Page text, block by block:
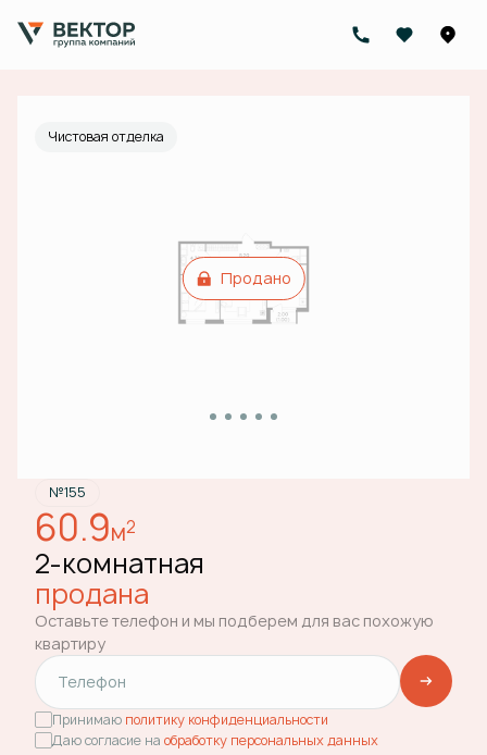
2-комнатная Цена по запросу
Ипотекаот 67 618 руб./мес.
Чистовая отделка
Продано
№155
60.9м2
2-комнатная
продана
Оставьте телефон и мы подберем для вас похожую
квартиру
Принимаю политику конфиденциальности
Даю согласие на обработку персональных данных